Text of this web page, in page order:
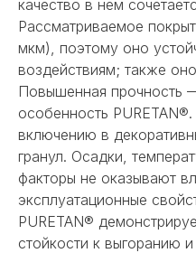
качество в нём
Рассматриваемое
мкм), поэтому оно
воздействиям; также
Повышенная прочность
особенность
включению в
гранул. Осадки,
факторы не оказывают
эксплуатационные
PURETAN®
стойкости к выгоранию